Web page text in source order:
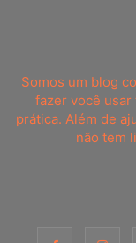
Somos um blog
fazer você
prática. Além de
não tem